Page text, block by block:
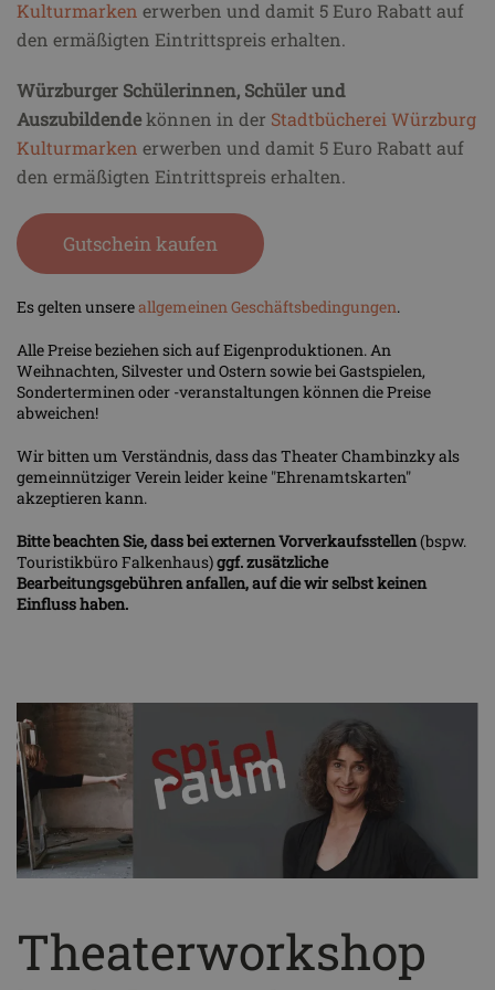
Kulturmarken erwerben und damit 5 Euro Rabatt auf
den ermäßigten Eintrittspreis erhalten.
Würzburger Schülerinnen, Schüler und
Auszubildendekönnen in der Stadtbücherei Würzburg
Kulturmarken erwerben und damit 5 Euro Rabatt auf
den ermäßigten Eintrittspreis erhalten.
Gutschein kaufen
Es gelten unsereallgemeinen Geschäftsbedingungen.
Alle Preise beziehen sich auf Eigenproduktionen. An
Weihnachten, Silvester und Ostern sowie bei Gastspielen,
Sonderterminen oder -veranstaltungen können die Preise
abweichen!
Wir bitten um Verständnis, dass das Theater Chambinzky als
gemeinnütziger Verein leider keine "Ehrenamtskarten"
akzeptieren kann.
Bitte beachten Sie, dass bei externen Vorverkaufsstellen(bspw.
Touristikbüro Falkenhaus)ggf. zusätzliche
Bearbeitungsgebühren anfallen, auf die wir selbst keinen
Einfluss haben.
Theater­workshop